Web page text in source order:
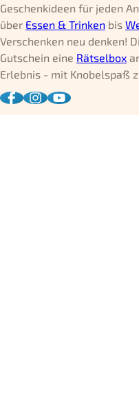
Geschenkideen für jeden
über Essen & Trinken bis
Verschenken neu denken!
Gutschein eine Rätselbox
Erlebnis - mit Knobelspaß